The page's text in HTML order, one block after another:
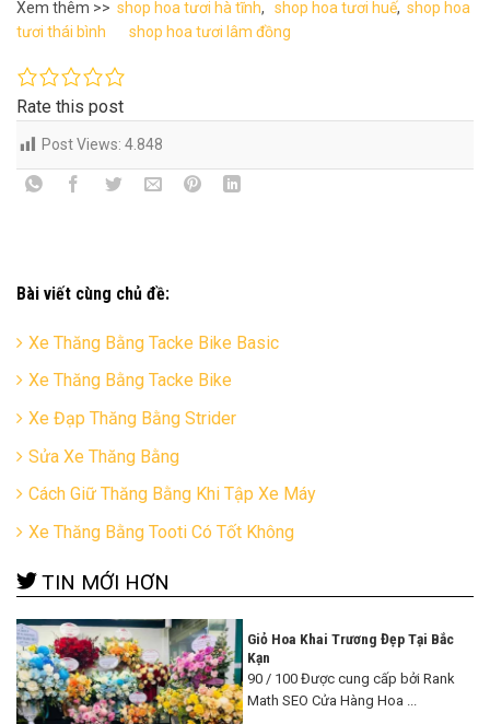
Xem thêm >> shop hoa tươi hà tĩnh, shop hoa tươi huế, shop hoa
tươi thái bình
shop hoa tươi lâm đồng
Rate this post
Post Views: 4.848
Bài viết cùng chủ đề:
Xe Thăng Bằng Tacke Bike Basic
Xe Thăng Bằng Tacke Bike
Xe Đạp Thăng Bằng Strider
Sửa Xe Thăng Bằng
Cách Giữ Thăng Bằng Khi Tập Xe Máy
Xe Thăng Bằng Tooti Có Tốt Không
TIN MỚI HƠN
Giỏ Hoa Khai Trương Đẹp Tại Bắc
Kạn
90 / 100 Được cung cấp bởi Rank
Math SEO Cửa Hàng Hoa ...